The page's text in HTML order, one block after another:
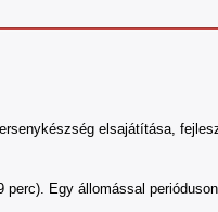
elsajátítása,
perc). Egy állomással